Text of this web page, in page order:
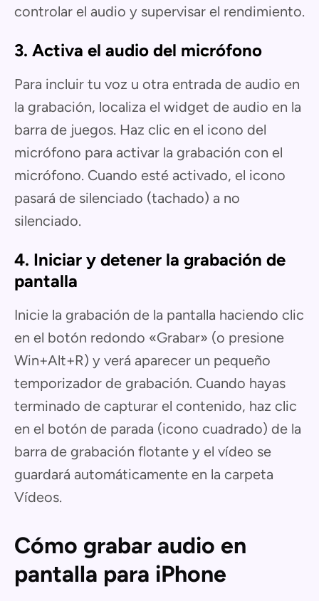
controlar el audio y supervisar el rendimiento.
3. Activa el audio del micrófono
Para incluir tu voz u otra entrada de audio en
la grabación, localiza el widget de audio en la
barra de juegos. Haz clic en el icono del
micrófono para activar la grabación con el
micrófono. Cuando esté activado, el icono
pasará de silenciado (tachado) a no
silenciado.
4. Iniciar y detener la grabación de
pantalla
Inicie la grabación de la pantalla haciendo clic
en el botón redondo «Grabar» (o presione
Win+Alt+R) y verá aparecer un pequeño
temporizador de grabación. Cuando hayas
terminado de capturar el contenido, haz clic
en el botón de parada (icono cuadrado) de la
barra de grabación flotante y el vídeo se
guardará automáticamente en la carpeta
Vídeos.
Cómo grabar audio en
pantalla para iPhone